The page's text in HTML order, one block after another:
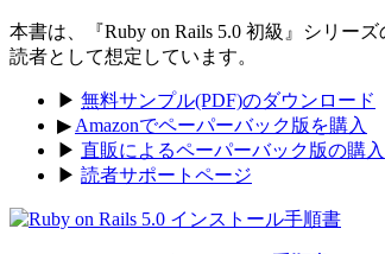
本書は、『Ruby on Rails 5.0 初級』シリー
読者として想定しています。
▶ 無料サンプル(PDF)のダウンロード
▶ Amazonでペーパーバック版を購入
▶ 直販によるペーパーバック版の購入
▶ 読者サポートページ